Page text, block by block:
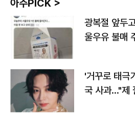
아주PICK >
광복절 앞두
울우유 불매
'거꾸로 태극
국 사과…"제